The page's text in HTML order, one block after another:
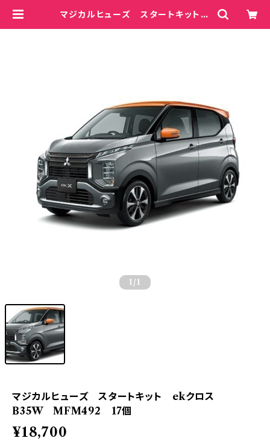
マジカルヒューズ スタートキット
1 /1
マジカルヒューズ スタートキット ekクロス
B35W MFM492 17個
¥18,700